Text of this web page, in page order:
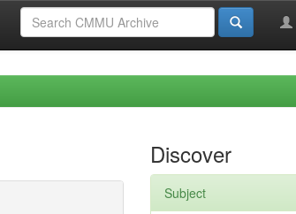
Discover
Subject